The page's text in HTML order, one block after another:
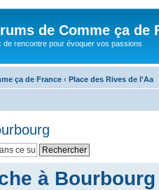
de Comme ça de
de rencontre pour évoquer vos passions
ça de France ‹ Place des Rives de l'Aa
à Bourbourg